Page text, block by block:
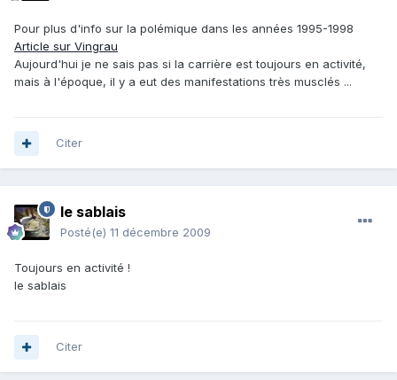
Pour plus d'info sur la polémique dans les années 1995-1998
Article sur Vingrau
Aujourd'hui je ne sais pas si la carrière est toujours en activité,
mais à l'époque, il y a eut des manifestations très musclés ...
Citer
le sablais
Posté(e) 11 décembre 2009
Toujours en activité !
le sablais
Citer